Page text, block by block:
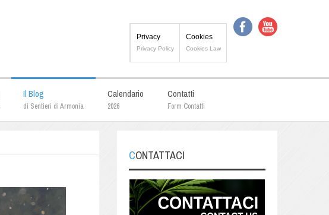
Privacy
Privacy Policy
Cookies
Cookies Law
Il Blog
di Sentieri di Armonia
Calendario
2026
Contatti
Form Contatti
CONTATTACI